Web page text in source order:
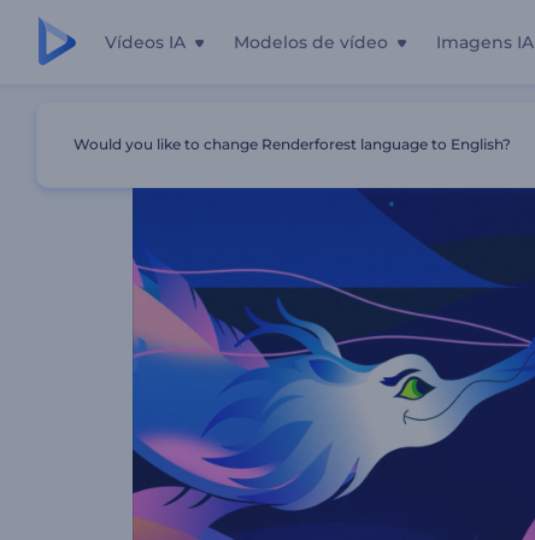
Vídeos IA Modelos de vídeo Imagens IA
Would you like to change Renderforest language to English?